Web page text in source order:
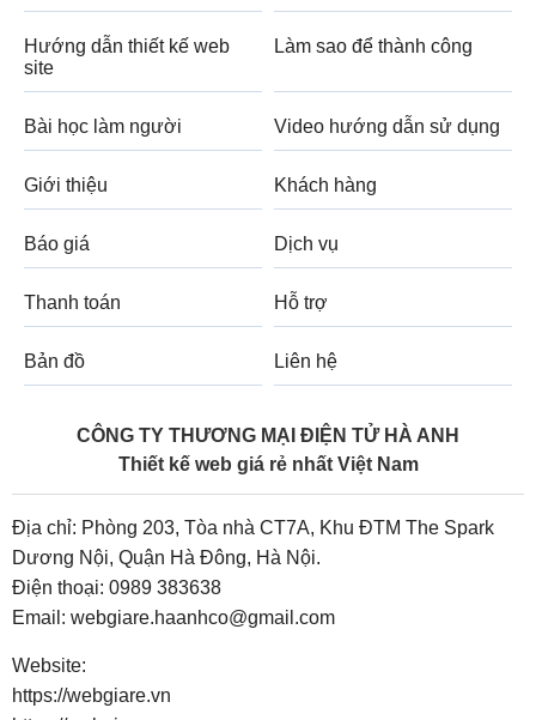
Hướng dẫn thiết kế web
site
Làm sao để thành công
Bài học làm người Video hướng dẫn sử dụng
Giới thiệu Khách hàng
Báo giá Dịch vụ
Thanh toán Hỗ trợ
Bản đồ Liên hệ
CÔNG TY THƯƠNG MẠI ĐIỆN TỬ HÀ ANH
Thiết kế web giá rẻ nhất Việt Nam
Địa chỉ: Phòng 203, Tòa nhà CT7A, Khu ĐTM The Spark
Dương Nội, Quận Hà Đông, Hà Nội.
Điện thoại: 0989 383638
Email: webgiare.haanhco@gmail.com
Website:
https://webgiare.vn